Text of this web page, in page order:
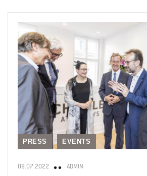
PRESS EVENTS
08.07.2022 ADMIN